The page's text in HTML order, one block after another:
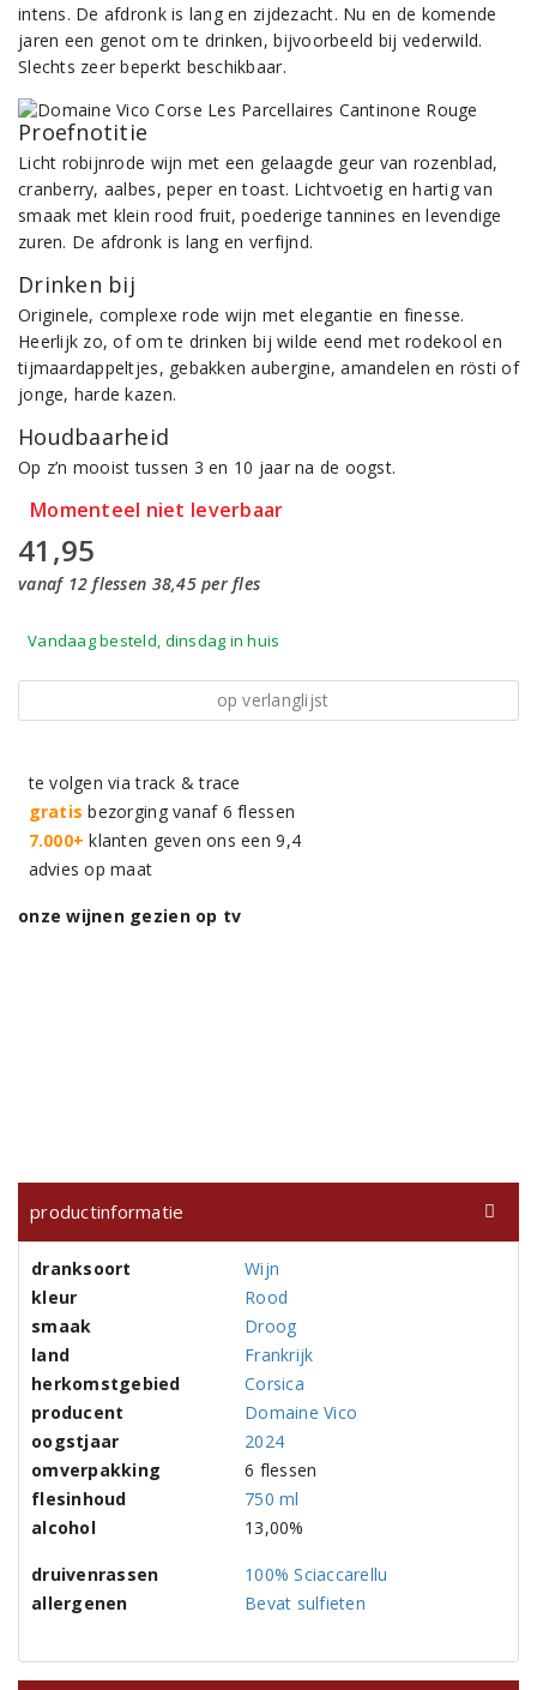
intens. De afdronk is lang en zijdezacht. Nu en de komende
jaren een genot om te drinken, bijvoorbeeld bij vederwild.
Slechts zeer beperkt beschikbaar.
Proefnotitie
Licht robijnrode wijn met een gelaagde geur van rozenblad,
cranberry, aalbes, peper en toast. Lichtvoetig en hartig van
smaak met klein rood fruit, poederige tannines en levendige
zuren. De afdronk is lang en verfijnd.
Drinken bij
Originele, complexe rode wijn met elegantie en finesse.
Heerlijk zo, of om te drinken bij wilde eend met rodekool en
tijmaardappeltjes, gebakken aubergine, amandelen en rösti of
jonge, harde kazen.
Houdbaarheid
Op z’n mooist tussen 3 en 10 jaar na de oogst.
Momenteel niet leverbaar
41,95
vanaf 12 flessen 38,45 per fles
Vandaag besteld, dinsdag in huis
op verlanglijst
te volgen via track & trace
gratis bezorging vanaf 6 flessen
7.000+ klanten geven ons een 9,4
advies op maat
onze wijnen gezien op tv
productinformatie
dranksoort
Wijn
kleur
Rood
smaak
Droog
land
Frankrijk
herkomstgebied
Corsica
producent
Domaine Vico
oogstjaar
2024
omverpakking
6 flessen
flesinhoud
750 ml
alcohol
13,00%
druivenrassen
100% Sciaccarellu
allergenen
Bevat sulfieten